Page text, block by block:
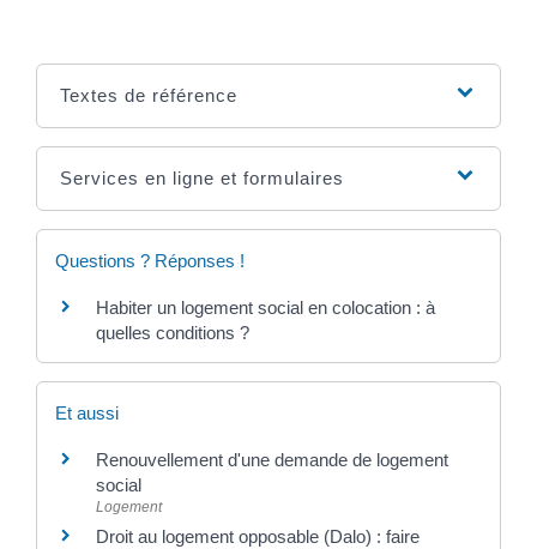
Textes de référence
Services en ligne et formulaires
Questions ? Réponses !
Habiter un logement social en colocation : à
quelles conditions ?
Et aussi
Renouvellement d'une demande de logement
social
Logement
Droit au logement opposable (Dalo) : faire